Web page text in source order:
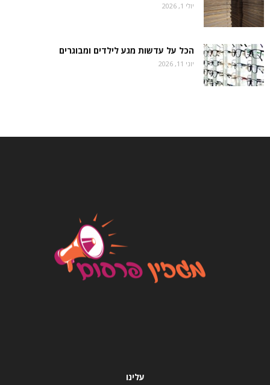
יולי 1, 2026
הכל על עדשות מגע לילדים ומבוגרים
יוני 11, 2026
עלינו